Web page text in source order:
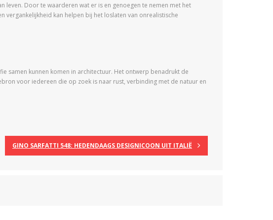
leven. Door te waarderen wat er is en genoegen te nemen met het
vergankelijkheid kan helpen bij het loslaten van onrealistische
samen kunnen komen in architectuur. Het ontwerp benadrukt de
voor iedereen die op zoek is naar rust, verbinding met de natuur en
GINO SARFATTI 548: HEDENDAAGS DESIGNICOON UIT ITALIË